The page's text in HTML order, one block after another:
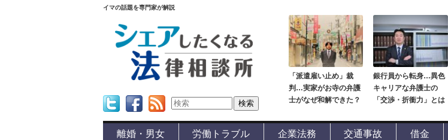
イマの話題を専門家が解説
「派遣雇い止め」裁
判…実家がお寺の弁護
士がなぜ和解できた？
銀行員から転身…異色
キャリアな弁護士の
「交渉・折衝力」とは
離婚・男女 労働トラブル 企業法務 交通事故 借金